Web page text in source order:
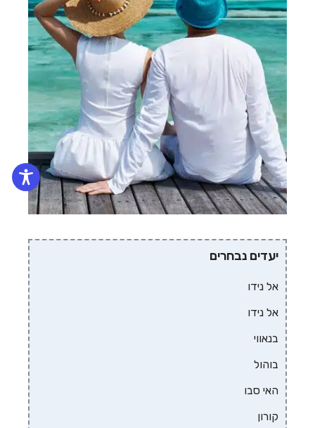
יעדים נבחרים
אל נידו
אל נידו
בנאווי
בוהול
האי סבו
קורון